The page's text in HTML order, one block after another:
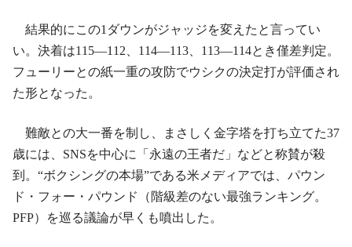
結果的にこの1ダウンがジャッジを変えたと言ってい
い。決着は115―112、114―113、113―114とき僅差判定。
フューリーとの紙一重の攻防でウシクの決定打が評価され
た形となった。
難敵との大一番を制し、まさしく金字塔を打ち立てた37
歳には、SNSを中心に「永遠の王者だ」などと称賛が殺
到。“ボクシングの本場”である米メディアでは、パウン
ド・フォー・パウンド（階級差のない最強ランキング。
PFP）を巡る議論が早くも噴出した。